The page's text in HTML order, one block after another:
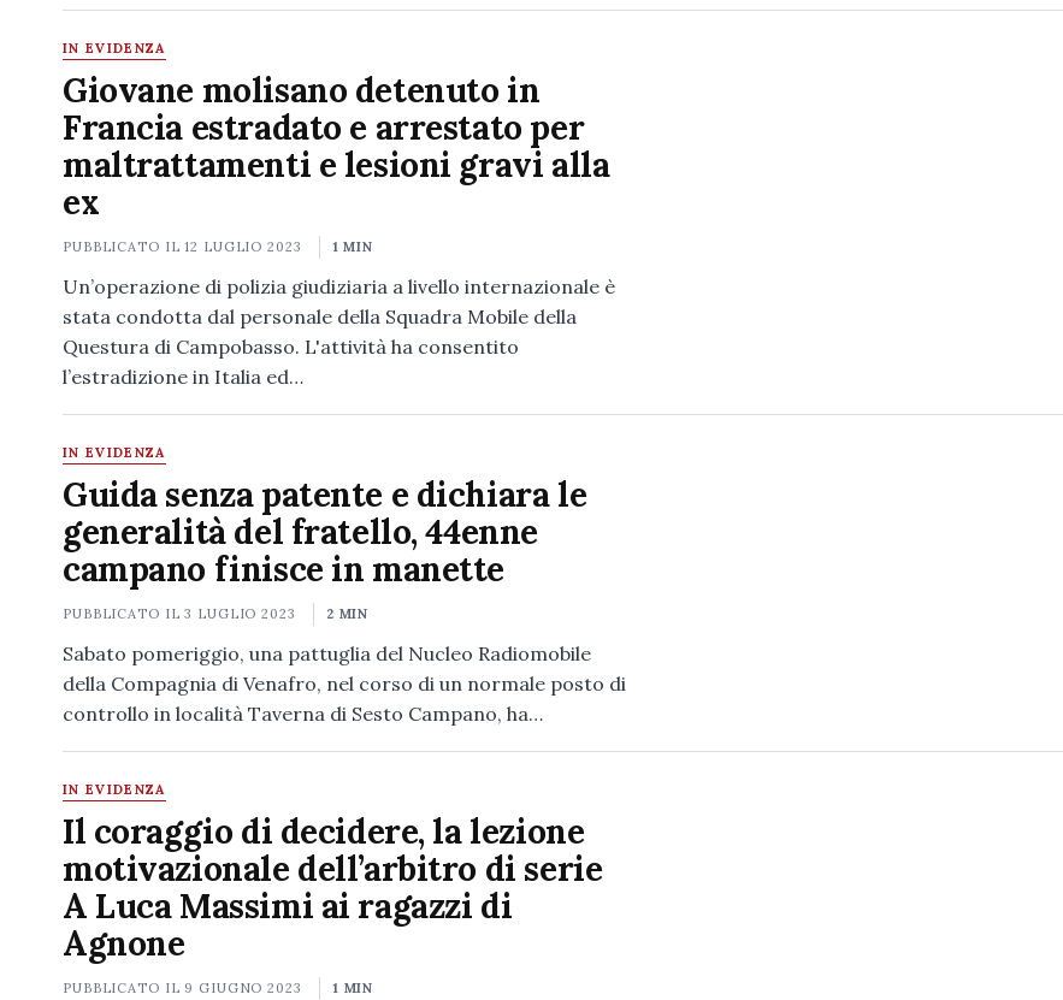
IN EVIDENZA
Giovane molisano detenuto in
Francia estradato e arrestato per
maltrattamenti e lesioni gravi alla
ex
PUBBLICATO IL12 LUGLIO 2023 1 MIN
Un’operazione di polizia giudiziaria a livello internazionale è
stata condotta dal personale della Squadra Mobile della
Questura di Campobasso. L'attività ha consentito
l’estradizione in Italia ed…
IN EVIDENZA
Guida senza patente e dichiara le
generalità del fratello, 44enne
campano finisce in manette
PUBBLICATO IL3 LUGLIO 2023 2 MIN
Sabato pomeriggio, una pattuglia del Nucleo Radiomobile
della Compagnia di Venafro, nel corso di un normale posto di
controllo in località Taverna di Sesto Campano, ha…
IN EVIDENZA
Il coraggio di decidere, la lezione
motivazionale dell’arbitro di serie
A Luca Massimi ai ragazzi di
Agnone
PUBBLICATO IL 9 GIUGNO 2023 1 MIN